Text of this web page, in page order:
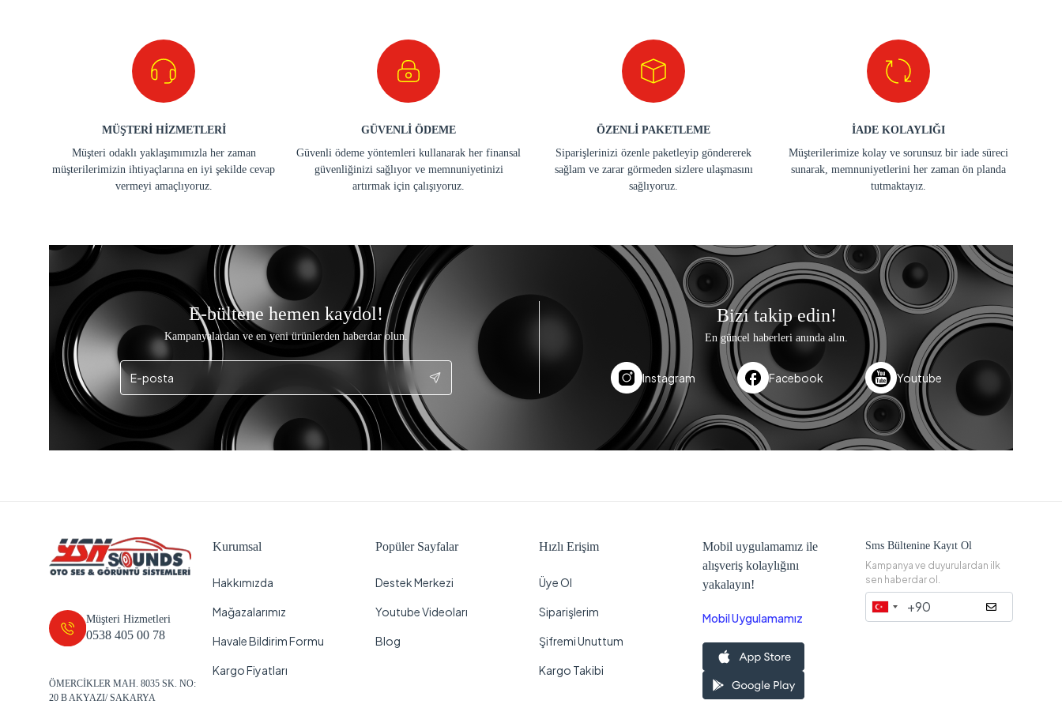
MÜŞTERİ HİZMETLERİ
Müşteri odaklı yaklaşımımızla her zaman
müşterilerimizin ihtiyaçlarına en iyi şekilde cevap
vermeyi amaçlıyoruz.
GÜVENLİ ÖDEME
Güvenli ödeme yöntemleri kullanarak her finansal
güvenliğinizi sağlıyor ve memnuniyetinizi
artırmak için çalışıyoruz.
ÖZENLİ PAKETLEME
Siparişlerinizi özenle paketleyip göndererek
sağlam ve zarar görmeden sizlere ulaşmasını
sağlıyoruz.
İADE KOLAYLIĞI
Müşterilerimize kolay ve sorunsuz bir iade süreci
sunarak, memnuniyetlerini her zaman ön planda
tutmaktayız.
E-bültene hemen kaydol!
Kampanyalardan ve en yeni ürünlerden haberdar olun.
Bizi takip edin!
En güncel haberleri anında alın.
Instagram Facebook Youtube
Müşteri Hizmetleri
0538 405 00 78
ÖMERCİKLER MAH. 8035 SK. NO:
20 B AKYAZI/ SAKARYA
Kurumsal
Hakkımızda
Mağazalarımız
Havale Bildirim Formu
Kargo Fiyatları
Popüler Sayfalar
Destek Merkezi
Youtube Videoları
Blog
Hızlı Erişim
Üye Ol
Siparişlerim
Şifremi Unuttum
Kargo Takibi
Mobil uygulamamız ile
alışveriş kolaylığını
yakalayın!
Mobil Uygulamamız
Sms Bültenine Kayıt Ol
Kampanya ve duyurulardan ilk
sen haberdar ol.